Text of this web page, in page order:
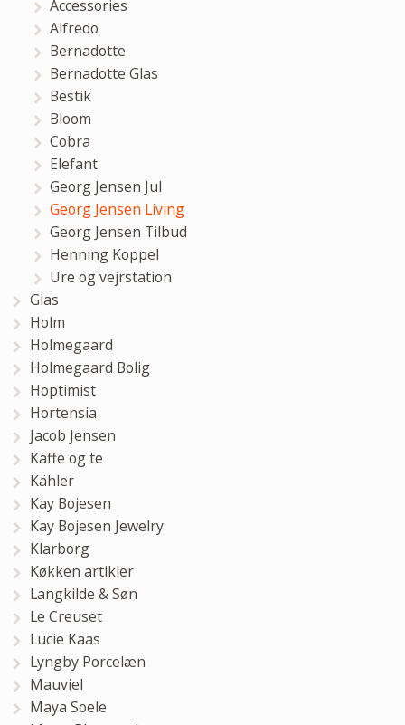
Accessories
Alfredo
Bernadotte
Bernadotte Glas
Bestik
Bloom
Cobra
Elefant
Georg Jensen Jul
Georg Jensen Living
Georg Jensen Tilbud
Henning Koppel
Ure og vejrstation
Glas
Holm
Holmegaard
Holmegaard Bolig
Hoptimist
Hortensia
Jacob Jensen
Kaffe og te
Kähler
Kay Bojesen
Kay Bojesen Jewelry
Klarborg
Køkken artikler
Langkilde & Søn
Le Creuset
Lucie Kaas
Lyngby Porcelæn
Mauviel
Maya Soele